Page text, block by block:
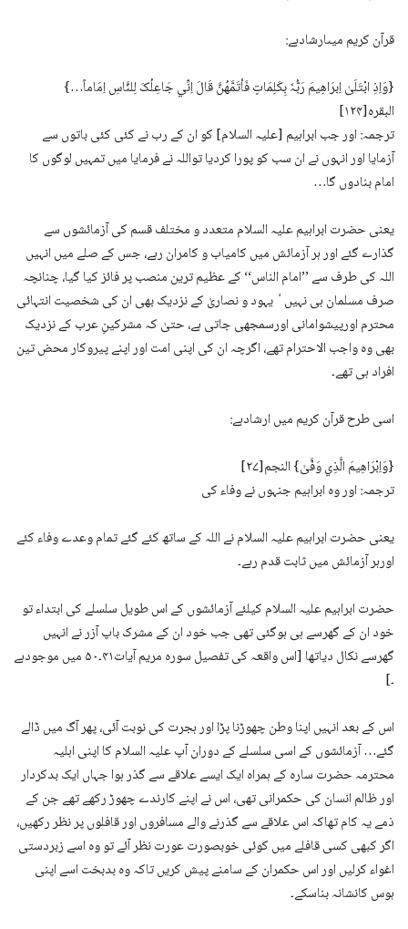
قرآن کریم میںارشادہے:
{وَاِذِ ابْتَلَیٰ اِبرَاھِیمَ رَبُّہٗ بِکَلِمَاتٍ فَأتَمَّھُنَّ قَالَ اِنِّي جَاعِلُکَ لِلنَّاسِ اِمَاماً…}
البقرہ[۱۲۴]
ترجمہ: اور جب ابراہیم [علیہ السلام] کو ان کے رب نے کئی کئی باتوں سے
آزمایا اور انہوں نے ان سب کو پورا کردیا تواللہ نے فرمایا میں تمہیں لوگوں کا
امام بنادوں گا…
یعنی حضرت ابراہیم علیہ السلام متعدد و مختلف قسم کی آزمائشوں سے
گذارے گئے اور ہر آزمائش میں کامیاب و کامران رہے، جس کے صلے میں انہیں
اللہ کی طرف سے ’’امام الناس‘‘ کے عظیم ترین منصب پر فائز کیا گیا، چنانچہ
صرف مسلمان ہی نہیں ٗ یہود و نصاریٰ کے نزدیک بھی ان کی شخصیت انتہائی
محترم اورپیشوامانی اورسمجھی جاتی ہے، حتیٰ کہ مشرکینِ عرب کے نزدیک
بھی وہ واجب الاحترام تھے، اگرچہ ان کی اپنی امت اور اپنے پیروکار محض تین
افراد ہی تھے۔
اسی طرح قرآن کریم میں ارشادہے:
{وَاِبْرَاھِیمَ الَّذِي وَفَّیٰ} النجم[۲۷]
ترجمہ: اور وہ ابراہیم جنہوں نے وفاء کی
یعنی حضرت ابراہیم علیہ السلام نے اللہ کے ساتھ کئے گئے تمام وعدے وفاء کئے
اورہر آزمائش میں ثابت قدم رہے۔
حضرت ابراہیم علیہ السلام کیلئے آزمائشوں کے اس طویل سلسلے کی ابتداء تو
خود ان کے گھرسے ہی ہوگئی تھی جب خود ان کے مشرک باپ آزر نے انہیں
گھرسے نکال دیاتھا [اس واقعہ کی تفصیل سورہ مریم آیات۴۱۔۵۰ میں موجودہے
۔]
اس کے بعد انہیں اپنا وطن چھوڑنا پڑا اور ہجرت کی نوبت آئی، پھر آگ میں ڈالے
گئے… آزمائشوں کے اسی سلسلے کے دوران آپ علیہ السلام کا اپنی اہلیہ
محترمہ حضرت سارہ کے ہمراہ ایک ایسے علاقے سے گذر ہوا جہاں ایک بدکردار
اور ظالم انسان کی حکمرانی تھی، اس نے اپنے کارندے چھوڑ رکھے تھے جن کے
ذمے یہ کام تھاکہ اس علاقے سے گذرنے والے مسافروں اور قافلوں پر نظر رکھیں،
اگر کبھی کسی قافلے میں کوئی خوبصورت عورت نظر آئے تو وہ اسے زبردستی
اغواء کرلیں اور اس حکمران کے سامنے پیش کریں تاکہ وہ بدبخت اسے اپنی
ہوس کانشانہ بناسکے۔